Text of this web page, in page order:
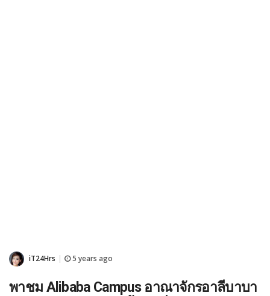
iT24Hrs 5 years ago
พาชม Alibaba Campus อาณาจักรอาลีบาบา